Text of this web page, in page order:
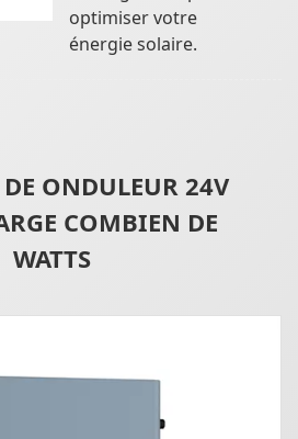
optimiser votre
énergie solaire.
ONDULEUR 24V
COMBIEN DE
WATTS